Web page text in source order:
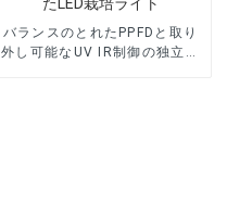
バランスのとれたPPFDと取り
外し可能なUV IR制御の独立し